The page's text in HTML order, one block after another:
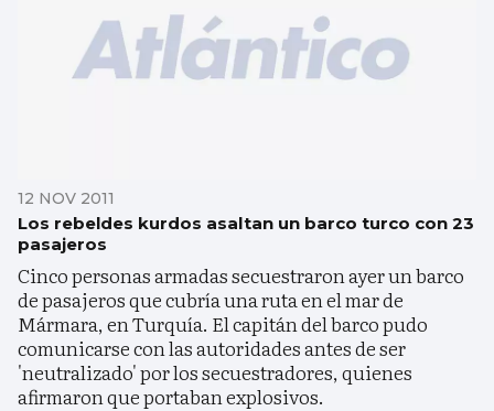
12 NOV 2011
Los rebeldes kurdos asaltan un barco turco con 23
pasajeros
Cinco personas armadas secuestraron ayer un barco
de pasajeros que cubría una ruta en el mar de
Mármara, en Turquía. El capitán del barco pudo
comunicarse con las autoridades antes de ser
'neutralizado' por los secuestradores, quienes
afirmaron que portaban explosivos.